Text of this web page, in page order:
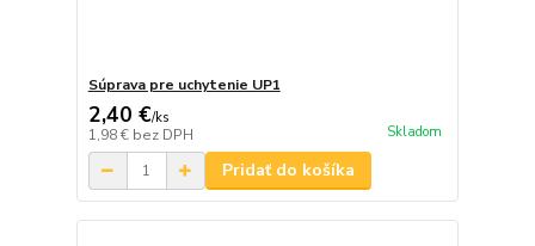
Súprava pre uchytenie UP1
2,40 €/ks
1,98 € bez DPH Skladom
Pridať do košíka